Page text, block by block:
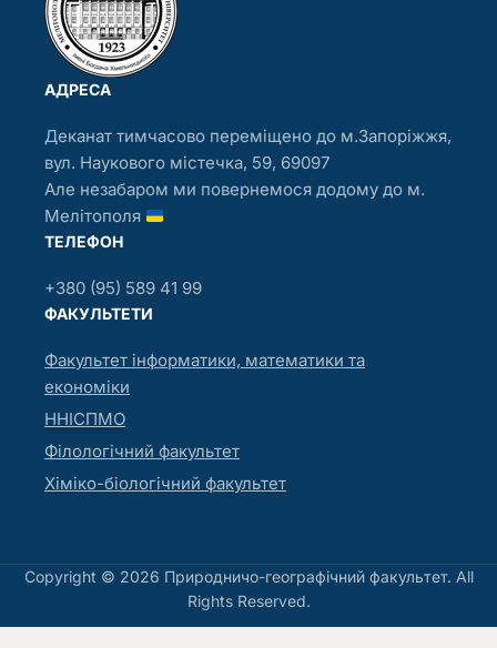
АДРЕСА
Деканат тимчасово переміщено до м.Запоріжжя,
вул. Наукового містечка, 59, 69097
Але незабаром ми повернемося додому до м.
Мелітополя
ТЕЛЕФОН
+380 (95) 589 41 99
ФАКУЛЬТЕТИ
Факультет інформатики, математики та
економіки
ННІСПМО
Філологічний факультет
Хіміко-біологічний факультет
Copyright © 2026 Природничо-географічний факультет. All
Rights Reserved.